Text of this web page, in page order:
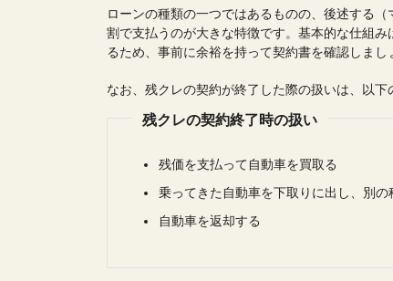
ローンの種類の一つではあるものの、後述する
割で支払うのが大きな特徴です。基本的な仕組
るため、事前に余裕を持って契約書を確認しまし
なお、残クレの契約が終了した際の扱いは、以下
残クレの契約終了時の扱い
残価を支払って自動車を買取る
乗ってきた自動車を下取りに出し、別の
自動車を返却する